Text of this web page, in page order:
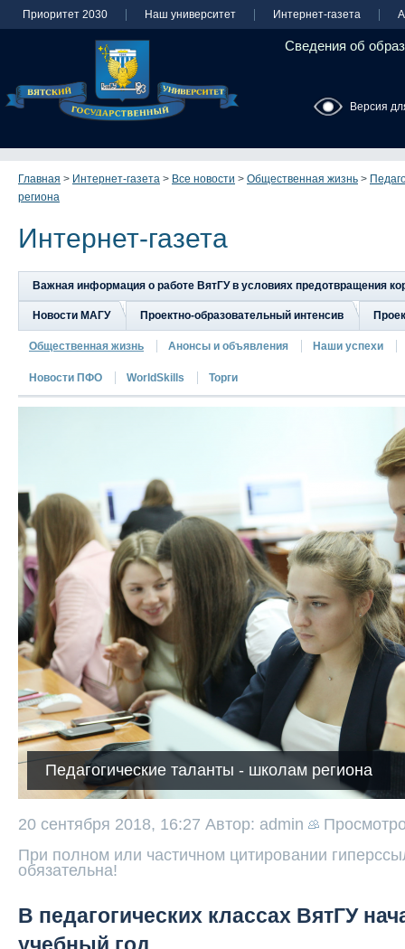
Приоритет 2030 Наш университет Интернет-газета
Сведения об
Версия
Главная > Интернет-газета > Все новости > Общественная жизнь >
региона
Интернет-газета
Важная информация о работе ВятГУ в условиях предотвращения
Новости МАГУ Проектно-образовательный интенсив
Общественная жизнь Анонсы и объявления Наши успехи
Новости ПФО WorldSkills Торги
Педагогические таланты - школам региона
20 сентября 2018, 16:27 Автор: admin
При полном или частичном цитировании
обязательна!
В педагогических классах ВятГУ